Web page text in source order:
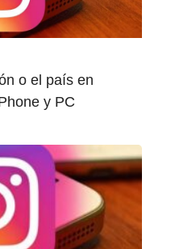
o el país en
y PC